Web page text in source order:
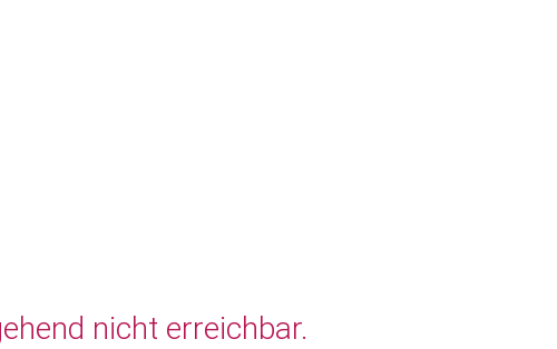
nicht erreichbar.